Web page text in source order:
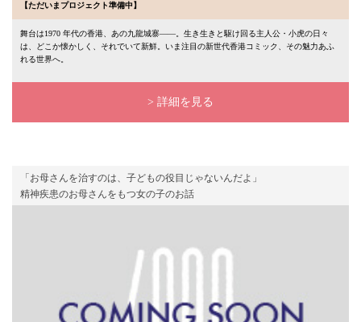
【ただいまプロジェクト準備中】
舞台は1970 年代の香港、あの九龍城寨——。生き生きと駆け回る主人公・小虎の日々
は、どこか懐かしく、それでいて新鮮。いま注目の新世代香港コミック、その魅力あふ
れる世界へ。
> 詳細を見る
「お母さんを治すのは、子どもの役目じゃないんだよ」
精神疾患のお母さんをもつ女の子のお話